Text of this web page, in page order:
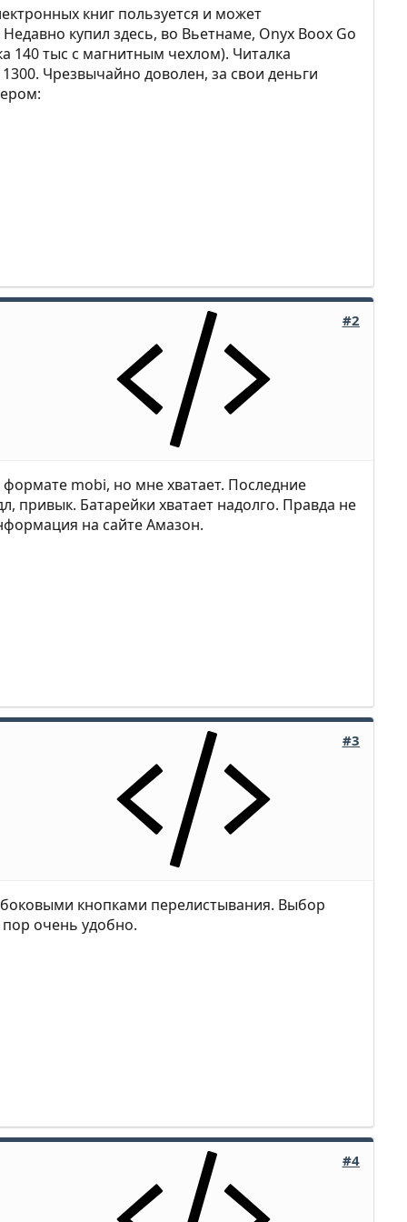
книг пользуется и может
купил здесь, во Вьетнаме, Onyx Boox Go
140 тыс с магнитным чехлом). Читалка
Чрезвычайно доволен, за свои деньги
#2
mobi, но мне хватает. Последние
привык. Батарейки хватает надолго. Правда не
на сайте Амазон.
#3
кнопками перелистывания. Выбор
пор очень удобно.
#4